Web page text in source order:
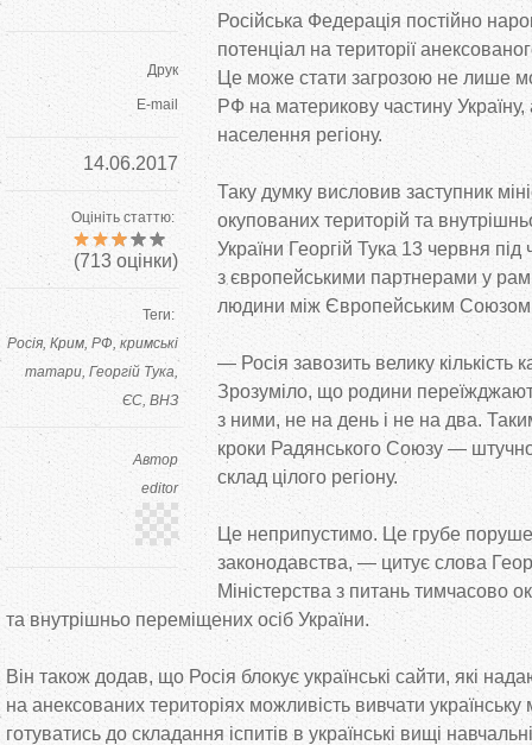
Друк
E-mail
14.06.2017
Оцініть статтю:
(713 оцінки)
Теги:
Росія Крим РФ кримські
татари Георгій Тука
ЄС ВНЗ
Автор
editor
Російська Федерація постійно
потенціал на території
Це може стати загрозою не лише
РФ на материкову частину Україну,
населення регіону.
Таку думку висловив заступник
окупованих територій та
України Георгій Тука 13 червня під
з європейськими партнерами у
людини між Європейським Союзом
— Росія завозить велику кількість
Зрозуміло, що родини
з ними, не на день і не на два.
кроки Радянського Союзу —
склад цілого регіону.
Це неприпустимо. Це грубе
законодавства, — цитує слова
Міністерства з питань тимчасово
та внутрішньо переміщених осіб України.
Він також додав, що Росія блокує українські сайти, які
на анексованих територіях можливість вивчати українську
готуватись до складання іспитів в українські вищі